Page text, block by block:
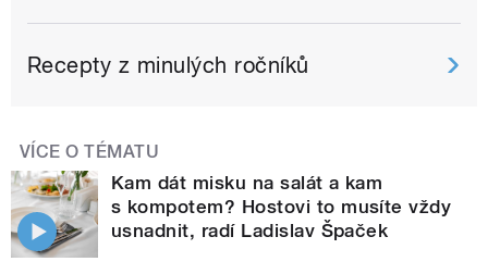
Recepty z minulých ročníků
VÍCE O TÉMATU
Kam dát misku na salát a kam
s kompotem? Hostovi to musíte vždy
usnadnit, radí Ladislav Špaček